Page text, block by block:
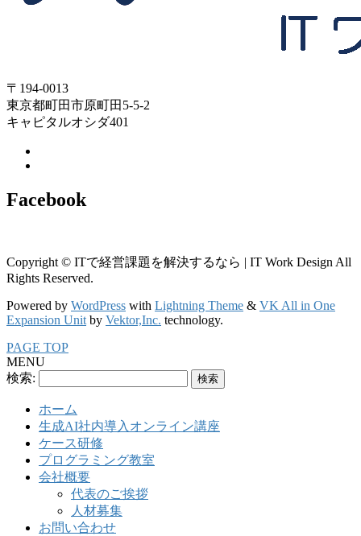
〒194-0013
東京都町田市原町田5-5-2
キャピタルオシダ401
Facebook
Copyright © ITで経営課題を解決するなら | IT Work Design All
Rights Reserved.
Powered by WordPress with Lightning Theme & VK All in One
Expansion Unit by Vektor,Inc. technology.
PAGE TOP
MENU
検索:
ホーム
生成AI社内導入オンライン講座
ケース研修
プログラミング教室
会社概要
代表のご挨拶
人材募集
お問い合わせ